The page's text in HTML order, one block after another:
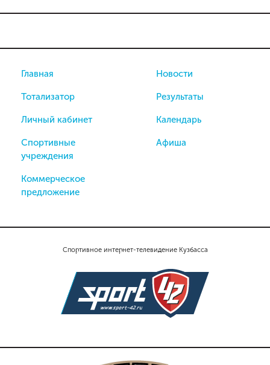
Спортивное интернет-телевидение Кузбасса
Главная
Тотализатор
Личный кабинет
Спортивные
учреждения
Коммерческое
предложение
Новости
Результаты
Календарь
Афиша